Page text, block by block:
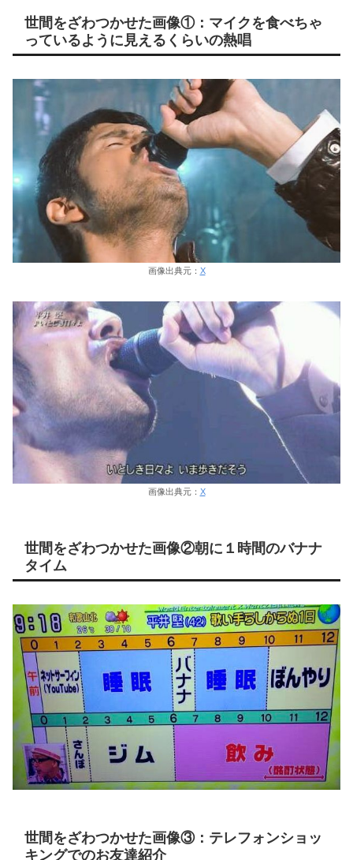
世間をざわつかせた画像①：マイクを食べちゃ
っているように見えるくらいの熱唱
画像出典元： X
画像出典元： X
世間をざわつかせた画像②朝に１時間のバナナ
タイム
世間をざわつかせた画像③：テレフォンショッ
キングでのお友達紹介